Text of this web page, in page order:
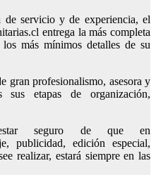
servicio y de experiencia, el
entrega la más completa
los más mínimos detalles de su
gran profesionalismo, asesora y
etapas de organización,
seguro de que en
publicidad, edición especial,
realizar, estará siempre en las